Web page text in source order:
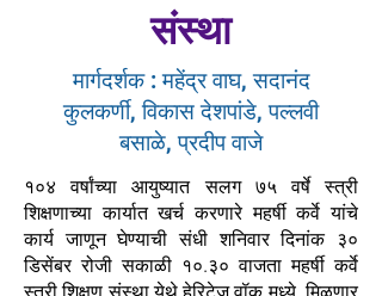
संस्था
मार्गदर्शक : महेंद्र वाघ, सदानंद
कुलकर्णी, विकास देशपांडे, पल्लवी
बसाळे, प्रदीप वाजे
१०४ वर्षांच्या आयुष्यात सलग ७५ वर्षे स्त्री
शिक्षणाच्या कार्यात खर्च करणारे महर्षी कर्वे यांचे
कार्य जाणून घेण्याची संधी शनिवार दिनांक ३०
डिसेंबर रोजी सकाळी १०.३० वाजता महर्षी कर्वे